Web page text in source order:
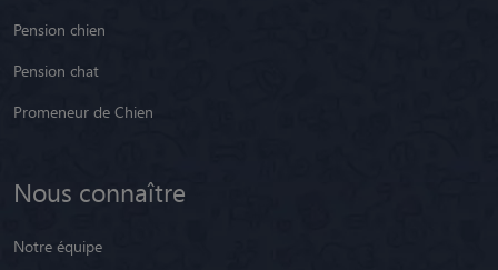
Pension chien
Pension chat
Promeneur de Chien
Nous connaître
Notre équipe